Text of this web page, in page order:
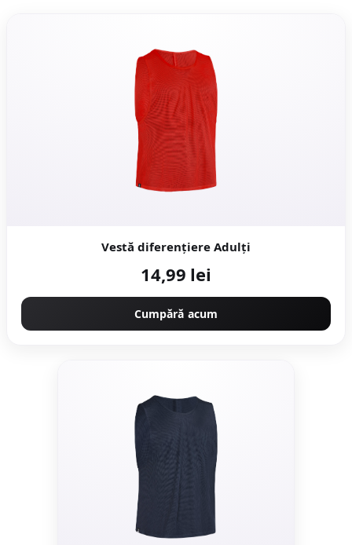
Vestă diferențiere Adulți
14,99 lei
Cumpără acum